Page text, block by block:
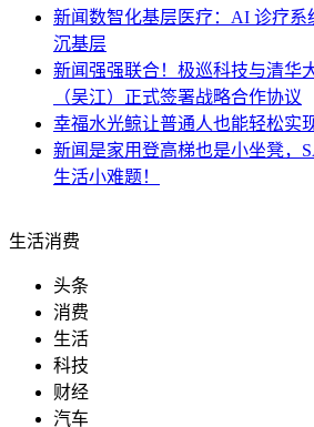
新闻数智化基层医疗：AI 诊疗系
沉基层
新闻强强联合！极巡科技与清华
（吴江）正式签署战略合作协议
幸福水光鲸让普通人也能轻松实
新闻 是家用登高梯也是小坐凳，
生活小难题！
生活消费
头条
消费
生活
科技
财经
汽车